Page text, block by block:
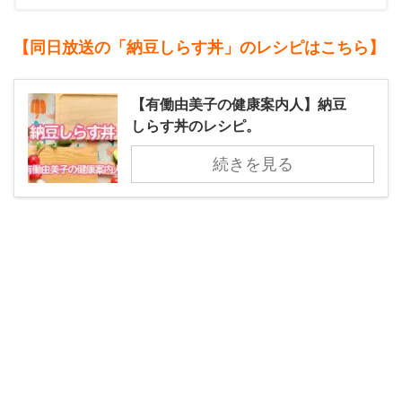
【同日放送の「納豆しらす丼」のレシピはこちら】
【有働由美子の健康案内人】納豆
しらす丼のレシピ。
続きを見る